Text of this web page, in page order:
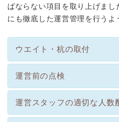
ばならない項目を取り上げま
にも徹底した運営管理を行うよ
ウエイト・杭の取付
運営前の点検
運営スタッフの適切な人数